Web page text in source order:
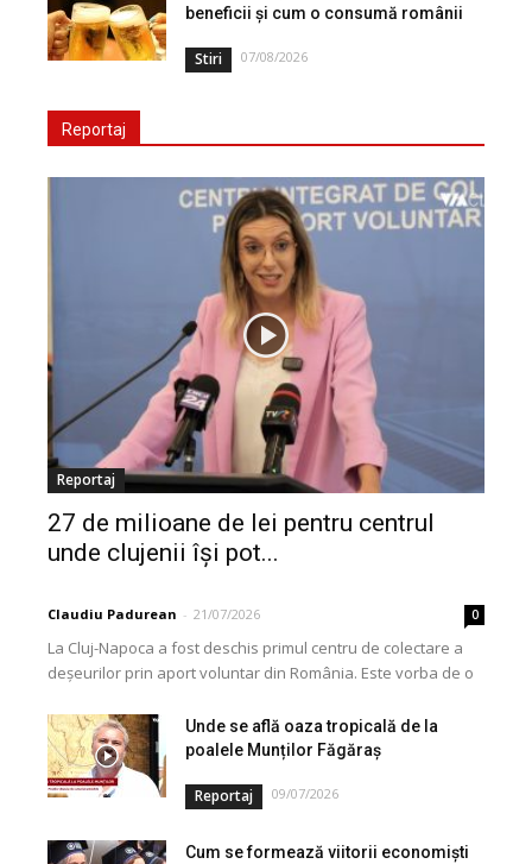
beneficii și cum o consumă românii
Stiri 07/08/2026
Reportaj
Reportaj
27 de milioane de lei pentru centrul
unde clujenii își pot...
Claudiu Padurean - 21/07/2026 0
La Cluj-Napoca a fost deschis primul centru de colectare a
deșeurilor prin aport voluntar din România. Este vorba de o
Unde se află oaza tropicală de la
poalele Munților Făgăraș
Reportaj 09/07/2026
Cum se formează viitorii economiști